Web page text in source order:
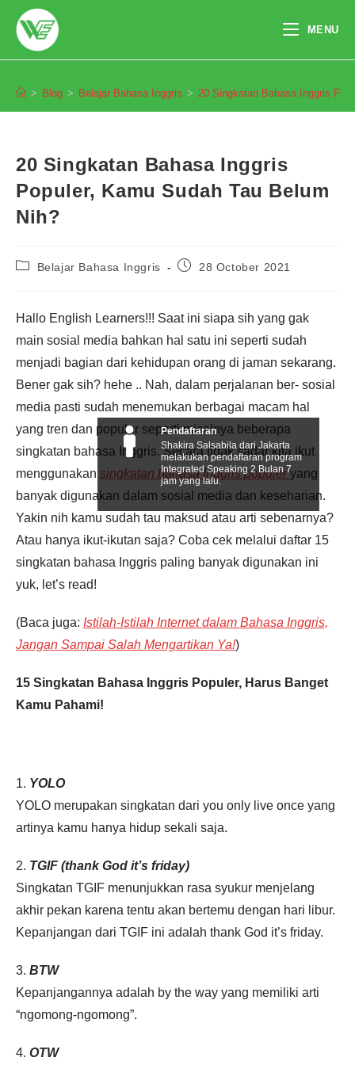
content
MENU
> Blog > Belajar Bahasa Inggris > 20 Singkatan Bahasa Inggris
20 Singkatan Bahasa Inggris
Populer, Kamu Sudah Tau Belum
Nih?
PostBelajar Bahasa Inggris
Post28 October 2021
Hallo English Learners!!! Saat ini siapa sih yang gak
main sosial media bahkan hal satu ini seperti sudah
menjadi bagian dari kehidupan orang di jaman sekarang.
Bener gak sih? hehe .. Nah, dalam perjalanan ber- sosial
media pasti sudah menemukan berbagai macam hal
yang tren dan populer seperti misalnya beberapa
singkatan bahasa Inggris. Secara tidak sadar kita ikut
menggunakan singkatan bahasa Inggris populeryang
banyak digunakan dalam sosial media dan keseharian.
Yakin nih kamu sudah tau maksud atau arti sebenarnya?
Atau hanya ikut-ikutan saja? Coba cek melalui daftar 15
singkatan bahasa Inggris paling banyak digunakan ini
yuk, let’s read!
(Baca juga: Istilah-Istilah Internet dalam Bahasa Inggris,
Jangan Sampai Salah Mengartikan Ya!)
15 Singkatan Bahasa Inggris Populer, Harus Banget
Kamu Pahami!
1. YOLO
YOLO merupakan singkatan dari you only live once yang
artinya kamu hanya hidup sekali saja.
2. TGIF (thank God it’s friday)
Singkatan TGIF menunjukkan rasa syukur menjelang
akhir pekan karena tentu akan bertemu dengan hari libur.
Kepanjangan dari TGIF ini adalah thank God it’s friday.
3. BTW
Kepanjangannya adalah by the way yang memiliki arti
“ngomong-ngomong”.
4. OTW
Pendaftaran
Shakira Salsabila dari Jakarta
melakukan pendaftaran program
Integrated Speaking 2 Bulan 7
jam yang lalu.